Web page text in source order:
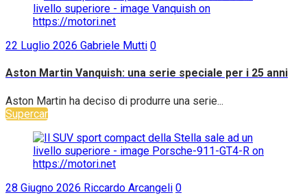
22 Luglio 2026 Gabriele Mutti 0
Aston Martin Vanquish: una serie speciale per i 25 anni
Aston Martin ha deciso di produrre una serie...
Supercar
28 Giugno 2026 Riccardo Arcangeli 0